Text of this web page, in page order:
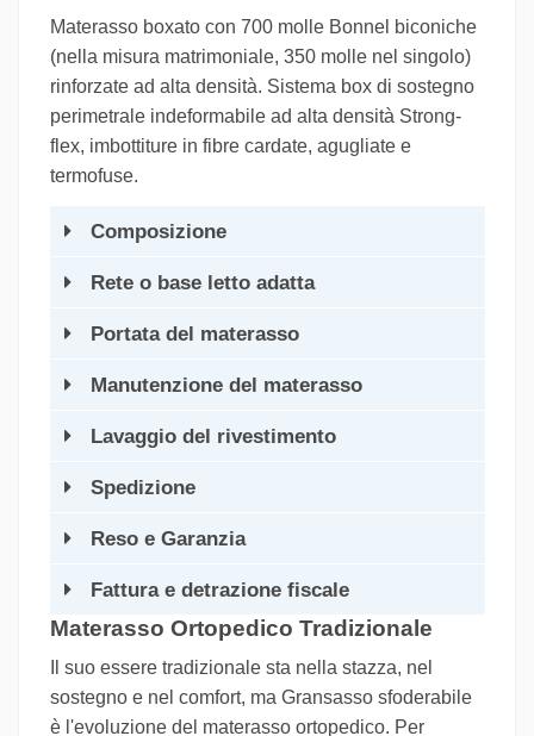
Materasso boxato con 700 molle Bonnel biconiche
(nella misura matrimoniale, 350 molle nel singolo)
rinforzate ad alta densità. Sistema box di sostegno
perimetrale indeformabile ad alta densità Strong-
flex, imbottiture in fibre cardate, agugliate e
termofuse.
Composizione
Rete o base letto adatta
Portata del materasso
Manutenzione del materasso
Lavaggio del rivestimento
Spedizione
Reso e Garanzia
Fattura e detrazione fiscale
Materasso Ortopedico Tradizionale
Il suo essere tradizionale sta nella stazza, nel
sostegno e nel comfort, ma Gransasso sfoderabile
è l'evoluzione del materasso ortopedico. Per